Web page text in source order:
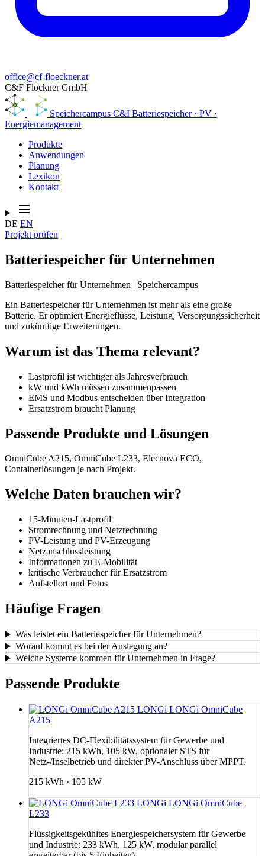
office@cf-floeckner.at
C&F Flöckner GmbH
Speichercampus C&I Batteriespeicher · PV ·
Energiemanagement
Produkte
Anwendungen
Planung
Lexikon
Kontakt
DE EN
Projekt prüfen
Batteriespeicher für Unternehmen
Batteriespeicher für Unternehmen | Speichercampus
Ein Batteriespeicher für Unternehmen ist mehr als eine große
Batterie. Er optimiert Energieflüsse, Leistung, Versorgungssicherheit
und zukünftige Erweiterungen.
Warum ist das Thema relevant?
Lastprofil ist wichtiger als Jahresverbrauch
kW und kWh müssen zusammenpassen
EMS und Modbus entscheiden über Integration
Ersatzstrom braucht Planung
Passende Produkte und Lösungen
OmniCube A215, OmniCube L233, Elecnova ECO,
Containerlösungen je nach Projekt.
Welche Daten brauchen wir?
15-Minuten-Lastprofil
Stromrechnung und Netzrechnung
PV-Leistung und PV-Erzeugung
Netzanschlussleistung
Informationen zu E-Mobilität
kritische Verbraucher für Ersatzstrom
Aufstellort und Fotos
Häufige Fragen
Was leistet ein Batteriespeicher für Unternehmen?
Worauf kommt es bei der Auslegung an?
Welche Systeme kommen für Unternehmen in Frage?
Passende Produkte
LONGi LONGi OmniCube
A215
Integriertes DC-Flexibilitätssystem für Gewerbe und
Industrie: 215 kWh, 105 kW, optionaler STS für
Netz-/Inselbetrieb und direkter PV-Anschluss über MPPT.
215 kWh · 105 kW
LONGi LONGi OmniCube
L233
Flüssigkeitsgekühltes Energiespeichersystem für Gewerbe
und Industrie: 233 kWh, 125 kW, modular parallel